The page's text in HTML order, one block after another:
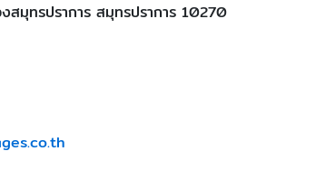
สมุทรปราการ สมุทรปราการ 10270